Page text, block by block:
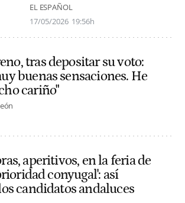
EL ESPAÑOL
17/05/2026 19:56h
tras depositar su voto:
buenas sensaciones. He
cariño"
aperitivos, en la feria de
conyugal': así
candidatos andaluces